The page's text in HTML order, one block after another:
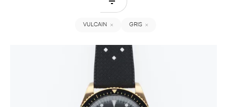
VULCAIN GRIS